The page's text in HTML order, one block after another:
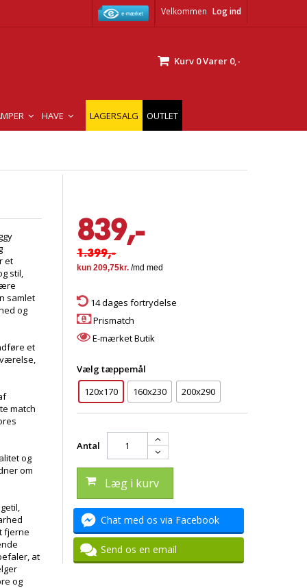
Velkommen Log ind
Kurv 0Varer 0,-
HAVE LAGERSALG OUTLET
et
stil,
samlet
og
et
match
og
om
fjerne
at
og
839,-
1.399,-
14 dages fortrydelse
Prismatch
E-mærket Butik
Vælg tæppemål
120x170
160x230 200x290
Antal
Læg i kurv
Chat med os via Facebook
Send os en email